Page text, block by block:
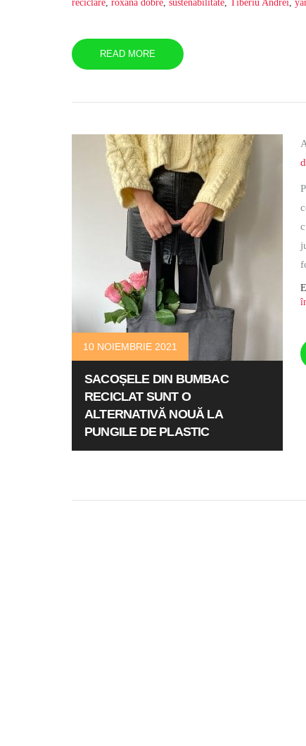
reciclare, roxana dobre, sustenabilitate, Tiberiu Andrei,
READ MORE
10 NOIEMBRIE 2021
SACOȘELE DIN BUMBAC
RECICLAT SUNT O
ALTERNATIVĂ NOUĂ LA
PUNGILE DE PLASTIC